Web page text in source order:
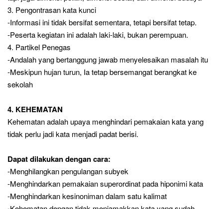
3. Pengontrasan kata kunci
-Informasi ini tidak bersifat sementara, tetapi bersifat tetap.
-Peserta kegiatan ini adalah laki-laki, bukan perempuan.
4. Partikel Penegas
-Andalah yang bertanggung jawab menyelesaikan masalah itu
-Meskipun hujan turun, Ia tetap bersemangat berangkat ke
sekolah
4. KEHEMATAN
Kehematan adalah upaya menghindari pemakaian kata yang
tidak perlu jadi kata menjadi padat berisi.
Dapat dilakukan dengan cara:
-Menghilangkan pengulangan subyek
-Menghindarkan pemakaian superordinat pada hiponimi kata
-Menghindarkan kesinoniman dalam satu kalimat